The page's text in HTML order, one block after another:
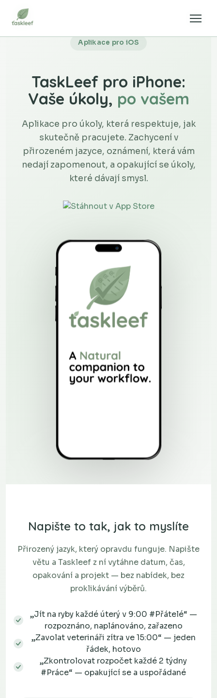
Aplikace pro iOS
TaskLeef pro iPhone:
Vaše úkoly, po vašem
Aplikace pro úkoly, která respektuje, jak
skutečně pracujete. Zachycení v
přirozeném jazyce, oznámení, která vám
nedají zapomenout, a opakující se úkoly,
které dávají smysl.
Napište to tak, jak to myslíte
Přirozený jazyk, který opravdu funguje. Napište
větu a Taskleef z ní vytáhne datum, čas,
opakování a projekt — bez nabídek, bez
proklikávání výběrů.
„Jít na ryby každé úterý v 9:00 #Přátelé“ —
rozpoznáno, naplánováno, zařazeno
„Zavolat veterináři zítra ve 15:00“ — jeden
řádek, hotovo
„Zkontrolovat rozpočet každé 2 týdny
#Práce“ — opakující se a uspořádané